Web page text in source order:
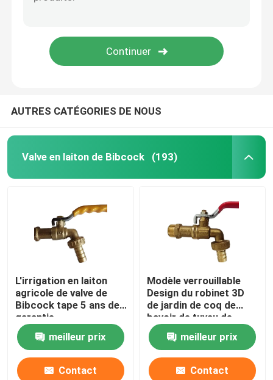
AUTRES CATÉGORIES DE NOUS
Valve en laiton de Bibcock (193)
L'irrigation en laiton
agricole de valve de
Bibcock tape 5 ans de
garantie
meilleur prix
Contact
Modèle verrouillable
Design du robinet 3D
de jardin de coq de
bavoir de tuyau de
l'hôtel 120gram
1/2inchmeilleur prix
Contact